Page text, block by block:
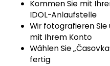
Kommen Sie mit
IDOL-Anlaufstelle
Wir fotografieren
mit Ihrem Konto
Wählen Sie
fertig